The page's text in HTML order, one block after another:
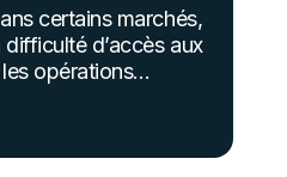
certains marchés,
d’accès aux
opérations